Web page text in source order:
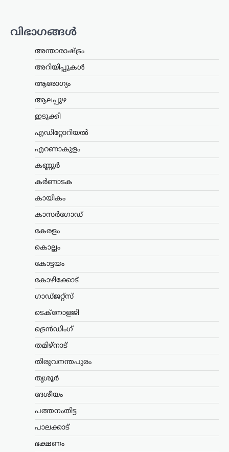
വിഭാഗങ്ങൾ
അന്താരാഷ്ട്രം
അറിയിപ്പുകൾ
ആരോഗ്യം
ആലപ്പുഴ
ഇടുക്കി
എഡിറ്റോറിയൽ
എറണാകുളം
കണ്ണൂർ
കർണാടക
കായികം
കാസർഗോഡ്
കേരളം
കൊല്ലം
കോട്ടയം
കോഴിക്കോട്
ഗാഡ്ജറ്റ്സ്
ടെക്നോളജി
ട്രെൻഡിംഗ്
തമിഴ്നാട്
തിരുവനന്തപുരം
തൃശൂർ
ദേശീയം
പത്തനംതിട്ട
പാലക്കാട്
ഭക്ഷണം
ഉൽപ്പാദനത്തിനായി വ്യാപകമായി
ഭക്ഷ്യസുരക്ഷയെ ബാധിക്കുമെന്നാണ്
പാർട്ടി മുന്നറിയിപ്പ് നൽകിയത്.…
മഹുവ മൊയ്ത്രയുടെ
ഹർജി സുപ്രീം കോടതി
ഉദ്യോഗസ്ഥന് മുന്നിൽ
നേരിട്ട് ഹാജരാകണമെന്ന്
നിർദേശം
തരത്തിലുള്ള
കേസിൽ അന്വേഷണ ഉദ്യോഗസ്ഥന്
അനുമതി തേടി തൃണമൂൽ കോൺഗ്രസ്
ട്രെൻഡിംഗ്,ദേശീയം,രാഷ്ട്രീയം
ഭീകരരും തീവ്രവാദികളും
ഭയപ്പെടുന്ന നേതാവ്;
അമിത് ഷാ മറുപടി
പറയാൻ തുടങ്ങിയാൽ
റിജിജു
ന്യൂസ് ഡെസ്ക്
ഓഗസ്റ്റ്‌ 7, 2026
ചൂണ്ടിക്കാട്ടി പ്രതിപക്ഷം പ്രതിഷേധം
ശക്തമാക്കുന്നതിനിടെ, അദ്ദേഹത്തിന്